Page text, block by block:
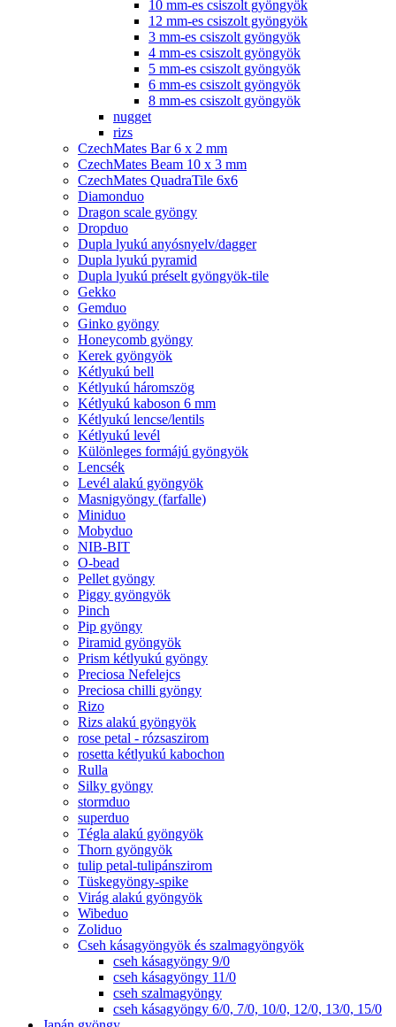
10 mm-es csiszolt gyöngyök
12 mm-es csiszolt gyöngyök
3 mm-es csiszolt gyöngyök
4 mm-es csiszolt gyöngyök
5 mm-es csiszolt gyöngyök
6 mm-es csiszolt gyöngyök
8 mm-es csiszolt gyöngyök
nugget
rizs
CzechMates Bar 6 x 2 mm
CzechMates Beam 10 x 3 mm
CzechMates QuadraTile 6x6
Diamonduo
Dragon scale gyöngy
Dropduo
Dupla lyukú anyósnyelv/dagger
Dupla lyukú pyramid
Dupla lyukú préselt gyöngyök-tile
Gekko
Gemduo
Ginko gyöngy
Honeycomb gyöngy
Kerek gyöngyök
Kétlyukú bell
Kétlyukú háromszög
Kétlyukú kaboson 6 mm
Kétlyukú lencse/lentils
Kétlyukú levél
Különleges formájú gyöngyök
Lencsék
Levél alakú gyöngyök
Masnigyöngy (farfalle)
Miniduo
Mobyduo
NIB-BIT
O-bead
Pellet gyöngy
Piggy gyöngyök
Pinch
Pip gyöngy
Piramid gyöngyök
Prism kétlyukú gyöngy
Preciosa Nefelejcs
Preciosa chilli gyöngy
Rizo
Rizs alakú gyöngyök
rose petal - rózsaszirom
rosetta kétlyukú kabochon
Rulla
Silky gyöngy
stormduo
superduo
Tégla alakú gyöngyök
Thorn gyöngyök
tulip petal-tulipánszirom
Tüskegyöngy-spike
Virág alakú gyöngyök
Wibeduo
Zoliduo
Cseh kásagyöngyök és szalmagyöngyök
cseh kásagyöngy 9/0
cseh kásagyöngy 11/0
cseh szalmagyöngy
cseh kásagyöngy 6/0, 7/0, 10/0, 12/0, 13/0, 15/0